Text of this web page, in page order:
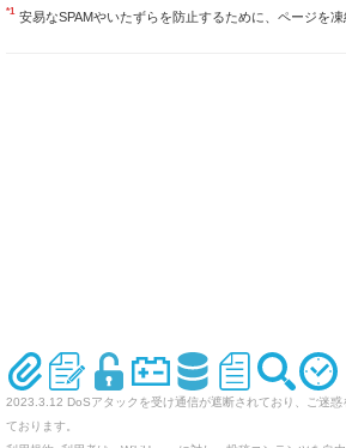
*1 安易なSPAMやいたずらを防止するために、ページを凍
2023.3.12 DoSアタックを受け通信が遮断されており、ご迷惑
ております。